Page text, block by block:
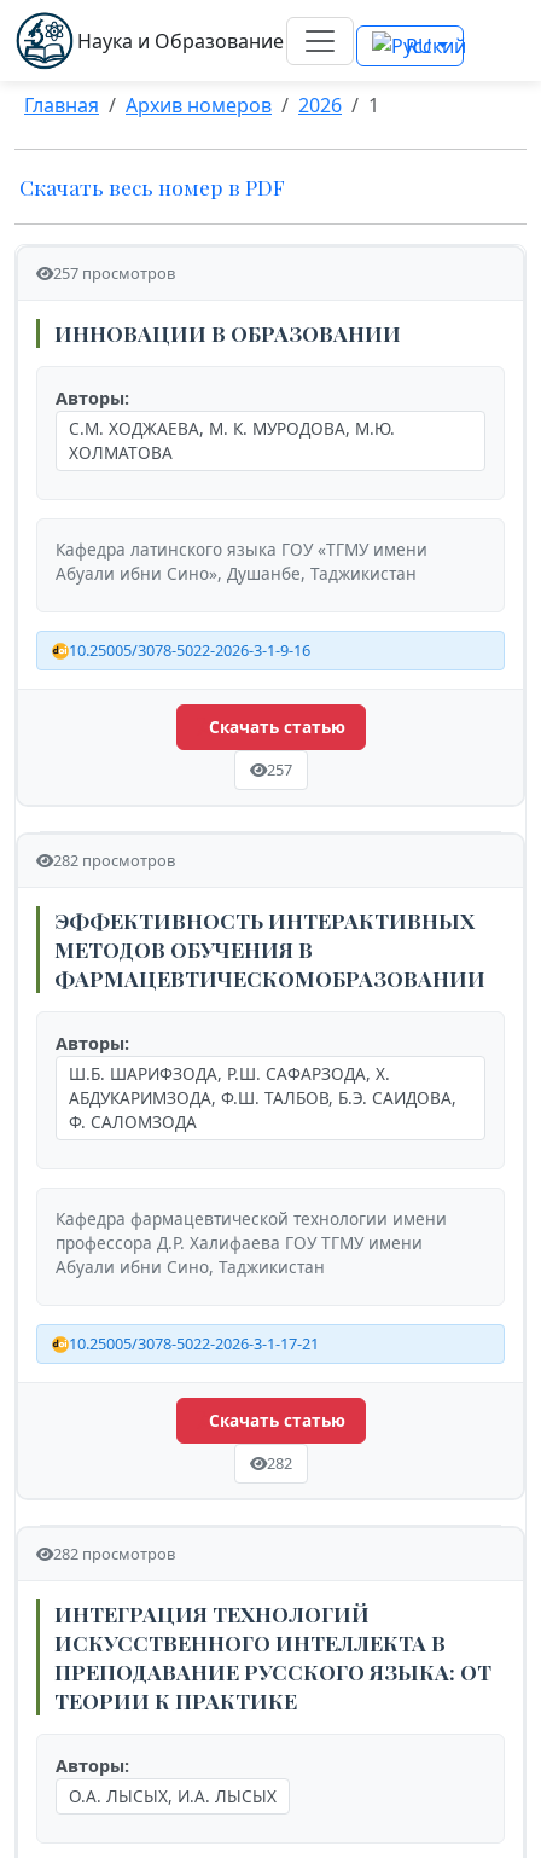
Наука и Образование RU
Главная Архив номеров 2026 1
Скачать весь номер в PDF
257 просмотров
ИННОВАЦИИ В ОБРАЗОВАНИИ
Авторы:
С.М. ХОДЖАЕВА, М. К. МУРОДОВА, М.Ю.
ХОЛМАТОВА
Кафедра латинского языка ГОУ «ТГМУ имени
Абуали ибни Сино», Душанбе, Таджикистан
10.25005/3078-5022-2026-3-1-9-16
Скачать статью
257
282 просмотров
ЭФФЕКТИВНОСТЬ ИНТЕРАКТИВНЫХ
МЕТОДОВ ОБУЧЕНИЯ В
ФАРМАЦЕВТИЧЕСКОМОБРАЗОВАНИИ
Авторы:
Ш.Б. ШАРИФЗОДА, Р.Ш. САФАРЗОДА, Х.
АБДУКАРИМЗОДА, Ф.Ш. ТАЛБОВ, Б.Э. САИДОВА,
Ф. САЛОМЗОДА
Кафедра фармацевтической технологии имени
профессора Д.Р. Халифаева ГОУ ТГМУ имени
Абуали ибни Сино, Таджикистан
10.25005/3078-5022-2026-3-1-17-21
Скачать статью
282
282 просмотров
ИНТЕГРАЦИЯ ТЕХНОЛОГИЙ
ИСКУССТВЕННОГО ИНТЕЛЛЕКТА В
ПРЕПОДАВАНИЕ РУССКОГО ЯЗЫКА: ОТ
ТЕОРИИ К ПРАКТИКЕ
Авторы:
О.А. ЛЫСЫХ, И.А. ЛЫСЫХ